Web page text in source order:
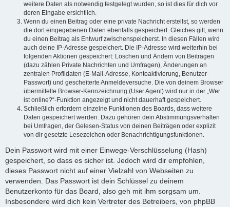
weitere Daten als notwendig festgelegt wurden, so ist dies für dich vor
deren Eingabe ersichtlich.
Wenn du einen Beitrag oder eine private Nachricht erstellst, so werden
die dort eingegebenen Daten ebenfalls gespeichert. Gleiches gilt, wenn
du einen Beitrag als Entwurf zwischenspeicherst. In diesen Fällen wird
auch deine IP-Adresse gespeichert. Die IP-Adresse wird weiterhin bei
folgenden Aktionen gespeichert: Löschen und Ändern von Beiträgen
(dazu zählen Private Nachrichten und Umfragen), Änderungen an
zentralen Profildaten (E-Mail-Adresse, Kontoaktivierung, Benutzer-
Passwort) und gescheiterte Anmeldeversuche. Die von deinem Browser
übermittelte Browser-Kennzeichnung (User Agent) wird nur in der „Wer
ist online?“-Funktion angezeigt und nicht dauerhaft gespeichert.
Schließlich erfordern einzelne Funktionen des Boards, dass weitere
Daten gespeichert werden. Dazu gehören dein Abstimmungsverhalten
bei Umfragen, der Gelesen-Status von deinen Beiträgen oder explizit
von dir gesetzte Lesezeichen oder Benachrichtigungsfunktionen.
Dein Passwort wird mit einer Einwege-Verschlüsselung (Hash)
gespeichert, so dass es sicher ist. Jedoch wird dir empfohlen,
dieses Passwort nicht auf einer Vielzahl von Webseiten zu
verwenden. Das Passwort ist dein Schlüssel zu deinem
Benutzerkonto für das Board, also geh mit ihm sorgsam um.
Insbesondere wird dich kein Vertreter des Betreibers, von phpBB